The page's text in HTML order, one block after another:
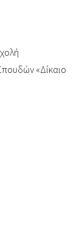
«Δίκαιο